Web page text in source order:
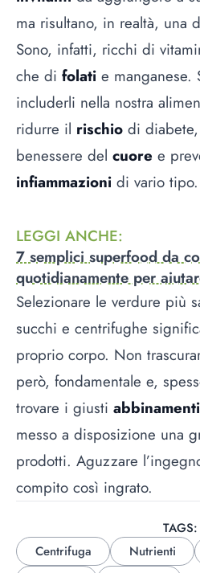
ma risultano, in realtà, una
Sono, infatti, ricchi di
che di folati e manganese.
includerli nella nostra
ridurre il rischio di
benessere del cuore e
infiammazioni di vario tipo.
LEGGI ANCHE:
7 semplici superfood da
quotidianamente per
Selezionare le verdure più
succhi e centrifughe
proprio corpo. Non
però, fondamentale e,
trovare i giusti abbinamenti
messo a disposizione una
prodotti. Aguzzare
compito così ingrato.
TAGS:
Centrifuga
Nutrienti